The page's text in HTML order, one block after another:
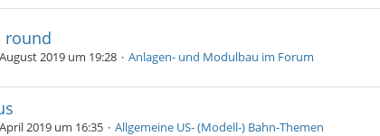
round
2019 um 19:28 Anlagen- und Modulbau im Forum
2019 um 16:35 Allgemeine US- (Modell-) Bahn-Themen